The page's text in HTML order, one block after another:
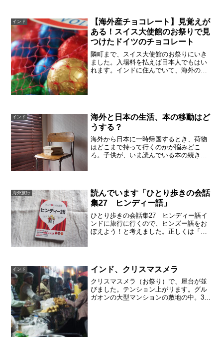
すから、SIMのみの購入。それでも
5,000...
インド
【海外産チョコレート】見覚えが
ある！スイス大使館のお祭りで見
つけたドイツのチョコレート
隣町まで、スイス大使館のお祭りにいき
ました。入場料を払えば日本人でもはい
れます。インドに住んでいて、海外のフ
インド
海外と日本の生活、本の移動はど
うする？
海外から日本に一時帰国するとき、荷物
はどこまで持って行くのかが悩みどこ
ろ。子供が、いま読んでいる本の続き
りすると、結構な重さになって...
海外旅行
読んでいます「ひとり歩きの会話
集27 ヒンディー語」
ひとり歩きの会話集27 ヒンディー語イ
ンドに旅行に行くので、ヒンズー語をお
ぼえよう！と考えました。正しくは「ヒ
インド インド、クリスマスメラ
クリスマスメラ（お祭り）で、屋台が並
びました。テンション上がリます。グル
ガオンの大型マンションの敷地の中。30